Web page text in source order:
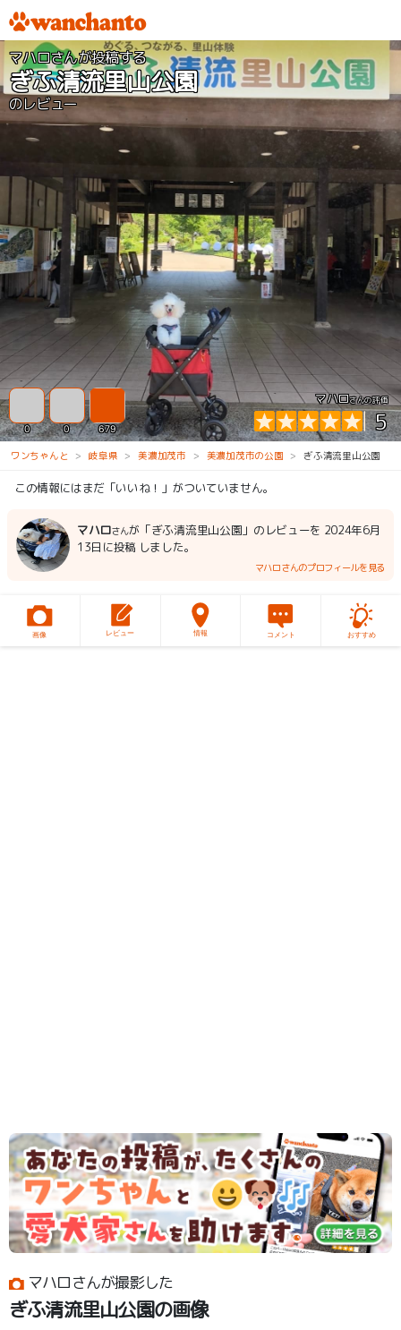
マハロさんが投稿する
ぎふ清流里山公園
のレビュー
マハロさんの評価
5
0 0 679
ワンちゃんと 岐阜県 美濃加茂市 美濃加茂市の公園 ぎふ清流里山公園
この情報にはまだ「いいね！」がついていません。
マハロさんが「ぎふ清流里山公園」のレビューを 2024年6月
13日に投稿 しました。
マハロさんのプロフィールを見る
画像 レビュー 情報 コメント おすすめ
マハロさんが撮影した
ぎふ清流里山公園の画像